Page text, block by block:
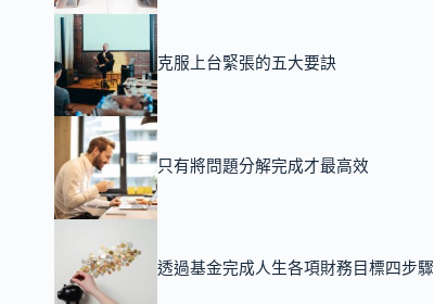
克服上台緊張的五大要訣
只有將問題分解完成才最高效
透過基金完成人生各項財務目標四步驟